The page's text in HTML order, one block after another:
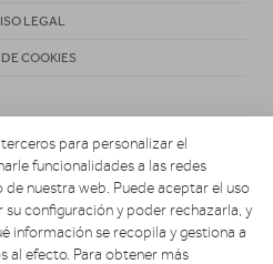
LEGAL
COOKIES
BUSCOELECTRO
para personalizar el
funcionalidades a las redes
nuestra web. Puede aceptar el uso
configuración y poder rechazarla, y
información se recopila y gestiona a
al efecto. Para obtener más